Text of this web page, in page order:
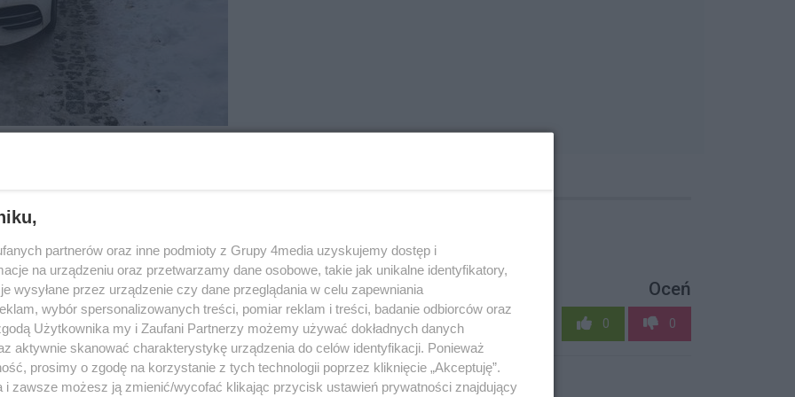
Oceń
0 0
partnerów oraz inne podmioty z Grupy 4media uzyskujemy dostęp i
na urządzeniu oraz przetwarzamy dane osobowe, takie jak unikalne identyfikatory,
wysyłane przez urządzenie czy dane przeglądania w celu zapewniania
wybór spersonalizowanych treści, pomiar reklam i treści, badanie odbiorców oraz
Użytkownika my i Zaufani Partnerzy możemy używać dokładnych danych
aktywnie skanować charakterystykę urządzenia do celów identyfikacji. Ponieważ
prosimy o zgodę na korzystanie z tych technologii poprzez kliknięcie „Akceptuję”.
i zawsze możesz ją zmienić/wycofać klikając przycisk ustawień prywatności znajdujący